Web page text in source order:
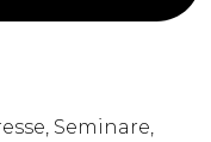
Seminare,